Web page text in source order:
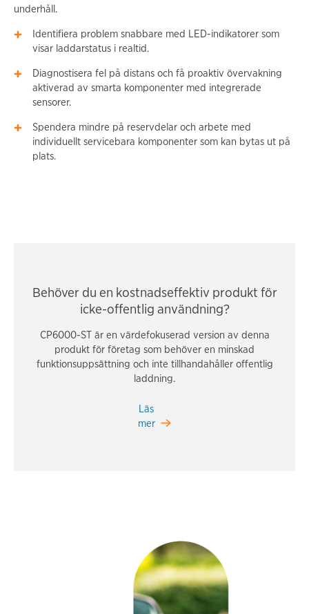
underhåll.
Identifiera problem snabbare med LED-indikatorer som
visar laddarstatus i realtid.
Diagnostisera fel på distans och få proaktiv övervakning
aktiverad av smarta komponenter med integrerade
sensorer.
Spendera mindre på reservdelar och arbete med
individuellt servicebara komponenter som kan bytas ut på
plats.
Behöver du en kostnadseffektiv produkt för
icke-offentlig användning?
CP6000-ST är en värdefokuserad version av denna
produkt för företag som behöver en minskad
funktionsuppsättning och inte tillhandahåller offentlig
laddning.
Läs
mer